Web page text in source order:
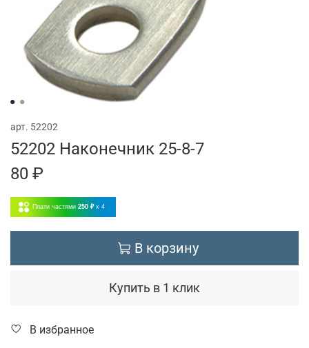
арт. 52202
52202 Наконечник 25-8-7
80 ₽
Плати частями 250 ₽ x 4
В корзину
Купить в 1 клик
В избранное